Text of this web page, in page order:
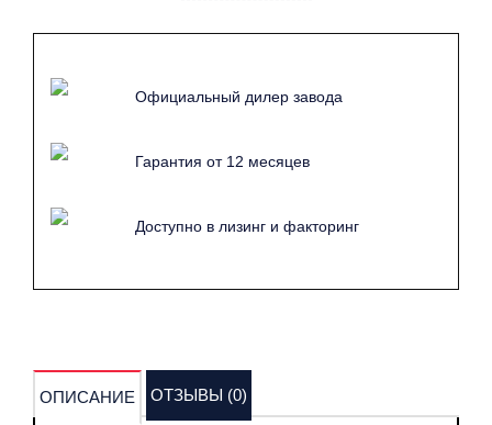
Специалисты нашей компании подберут для Вас всё
экскаватора под Ваши запросы технику. Просто нажмите
задачах и технике, и мы обязательно подберём для Вас
лучшее оборудование по приятной цене.
Официальный дилер завода
Гарантия от 12 месяцев
Доступно в лизинг и факторинг
ОПИСАНИЕ ОТЗЫВЫ (0)